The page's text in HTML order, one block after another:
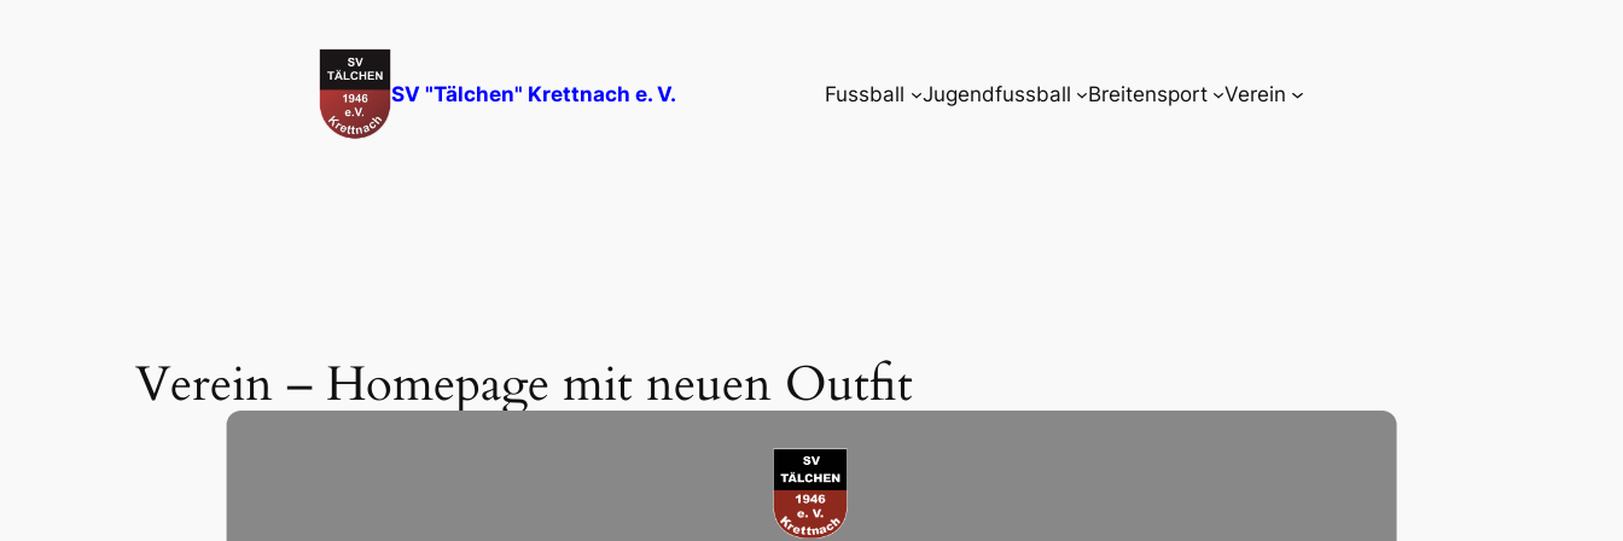
SV "Tälchen" Krettnach e. V. Fussball Jugendfussball Breitensport Verein
Verein – Homepage mit neuen Outfit